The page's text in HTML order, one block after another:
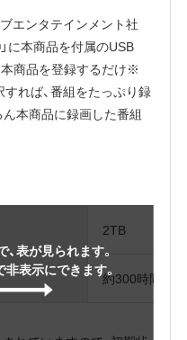
エンタテインメント社
に本商品を付属のUSB
商品を登録するだけ※
れば、番組をたっぷり録
本商品に録画した番組
表が見られます。
表示にできます。
2TB
約300時間